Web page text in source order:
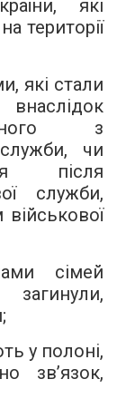
які
території
стали
з
чи
після
служби,
загинули,
у полоні,
зв’язок,